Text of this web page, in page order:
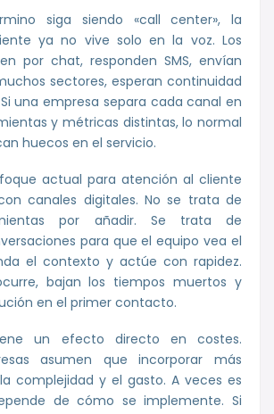
siga siendo «call center», la
ya no vive solo en la voz. Los
por chat, responden SMS, envían
sectores, esperan continuidad
una empresa separa cada canal en
y métricas distintas, lo normal
huecos en el servicio.
actual para atención al cliente
canales digitales. No se trata de
por añadir. Se trata de
para que el equipo vea el
el contexto y actúe con rapidez.
bajan los tiempos muertos y
en el primer contacto.
un efecto directo en costes.
asumen que incorporar más
complejidad y el gasto. A veces es
de cómo se implemente. Si